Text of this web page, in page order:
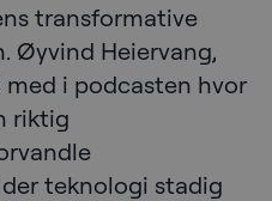
transformative
Øyvind Heiervang,
med i podcasten hvor
riktig
teknologi stadig